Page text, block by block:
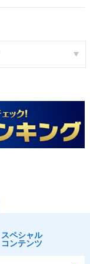
スペシャル
コンテンツ